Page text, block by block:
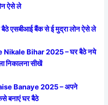
ऐसे ले
एसबीआई बैंक से ई मुद्रा लोन ऐसे ले
Bihar 2025 – घर बैठे नये
निकालना सीखें
Banaye 2025 – अपने
बनाएं घर बैठे